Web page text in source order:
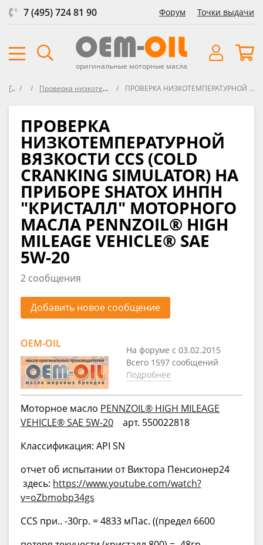
7 (495) 724 81 90 Форум Точки выдачи
оригинальные моторные масла
Главная ФорумПроверка низкотемпературной вязкости CCS (Cold Cranking Simulator) на приборе SHATOX ИНПН "КРИСТАЛЛ" ПРОВЕРКА НИЗКОТЕМПЕРАТУРНОЙ ВЯЗКОСТИ CCS (COLD CRANKING SIMULATOR) НА ПРИБОРЕ SHATOX ИНПН "КРИСТАЛЛ" МОТОРНОГО МАСЛА PENNZOIL® HIGH MILEAGE VEHICLE® SAE 5W-20
ПРОВЕРКА
НИЗКОТЕМПЕРАТУРНОЙ
ВЯЗКОСТИ CCS (COLD
CRANKING SIMULATOR) НА
ПРИБОРЕ SHATOX ИНПН
"КРИСТАЛЛ" МОТОРНОГО
МАСЛА PENNZOIL® HIGH
MILEAGE VEHICLE® SAE
5W-20
2 сообщения
Добавить новое сообщение
OEM-OIL
На форуме с 03.02.2015
Всего 1597 сообщений
Подробнее
Моторное масло PENNZOIL® HIGH MILEAGE
VEHICLE® SAE 5W-20 арт. 550022818
Классификация: API SN
отчет об испытании от Виктора Пенсионер24
здесь: https://www.youtube.com/watch?
v=oZbmobp34gs
CCS при.. -30гр. = 4833 мПас. ((предел 6600